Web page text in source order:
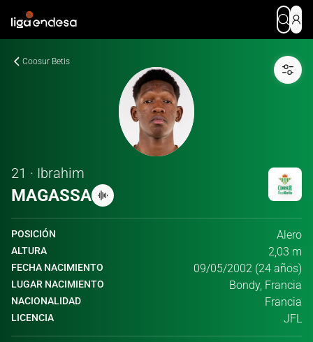
Coosur Betis
21 · Ibrahim
MAGASSA
POSICIÓN Alero
ALTURA 2,03 m
FECHA NACIMIENTO 09/05/2002 (24 años)
LUGAR NACIMIENTO Bondy, Francia
NACIONALIDAD Francia
LICENCIA JFL